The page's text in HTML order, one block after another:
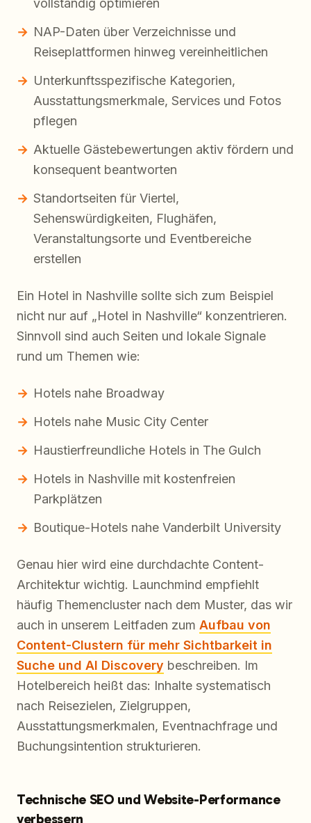
vollständig optimieren
NAP-Daten über Verzeichnisse und
Reiseplattformen hinweg vereinheitlichen
Unterkunftsspezifische Kategorien,
Ausstattungsmerkmale, Services und Fotos
pflegen
Aktuelle Gästebewertungen aktiv fördern und
konsequent beantworten
Standortseiten für Viertel,
Sehenswürdigkeiten, Flughäfen,
Veranstaltungsorte und Eventbereiche
erstellen
Ein Hotel in Nashville sollte sich zum Beispiel
nicht nur auf „Hotel in Nashville“ konzentrieren.
Sinnvoll sind auch Seiten und lokale Signale
rund um Themen wie:
Hotels nahe Broadway
Hotels nahe Music City Center
Haustierfreundliche Hotels in The Gulch
Hotels in Nashville mit kostenfreien
Parkplätzen
Boutique-Hotels nahe Vanderbilt University
Genau hier wird eine durchdachte Content-
Architektur wichtig. Launchmind empfiehlt
häufig Themencluster nach dem Muster, das wir
auch in unserem Leitfaden zum Aufbau von
Content-Clustern für mehr Sichtbarkeit in
Suche und AI Discovery beschreiben. Im
Hotelbereich heißt das: Inhalte systematisch
nach Reisezielen, Zielgruppen,
Ausstattungsmerkmalen, Eventnachfrage und
Buchungsintention strukturieren.
Technische SEO und Website-Performance
verbessern